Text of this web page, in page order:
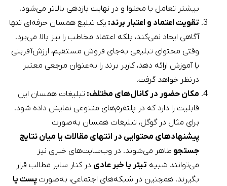
بیشتر تعامل با محتوا و در نهایت بازدهی بالاتر می‌شود.
تقویت اعتماد و اعتبار برند: یک تبلیغ همسان حرفه‌ای تنها
آگاهی ایجاد نمی‌کند، بلکه اعتماد مخاطب را نیز بالا می‌برد.
وقتی محتوای تبلیغی به‌جای فروش مستقیم، ارزش‌آفرینی
یا آموزش ارائه دهد، کاربر برند را به‌عنوان مرجعی معتبر
درنظر خواهد گرفت.
مکان حضور در کانال‌های مختلف: تبلیغات همسان این
قابلیت را دارد که در پلتفرم‌های متنوعی نمایش داده شود.
برای مثال در گوگل، تبلیغات همسان به‌صورت
پیشنهادهای محتوایی در انتهای مقالات یا میان نتایج
جستجو ظاهر می‌شوند. در وب‌سایت‌های خبری نیز
می‌توانند شبیه تیتر یا خبر عادی در کنار سایر مطالب قرار
بگیرند. همچنین در شبکه‌های اجتماعی، به‌صورتپست یا